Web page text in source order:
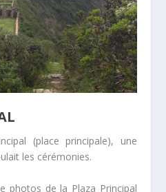
(place principale), une
les cérémonies.
photos de la Plaza Principal